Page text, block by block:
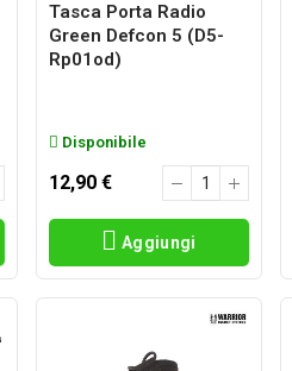
Tasca Porta Radio
Green Defcon 5 (d5-
Rp01od)
Disponibile
12,90 €
Aggiungi